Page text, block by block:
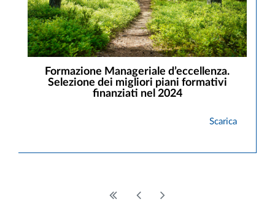
Formazione Manageriale d’eccellenza.
Selezione dei migliori piani formativi
finanziati nel 2024
Scarica